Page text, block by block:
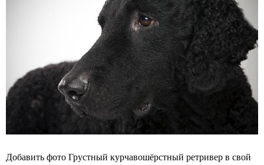
Добавить фото Грустный курчавошёрстный ретривер в свой